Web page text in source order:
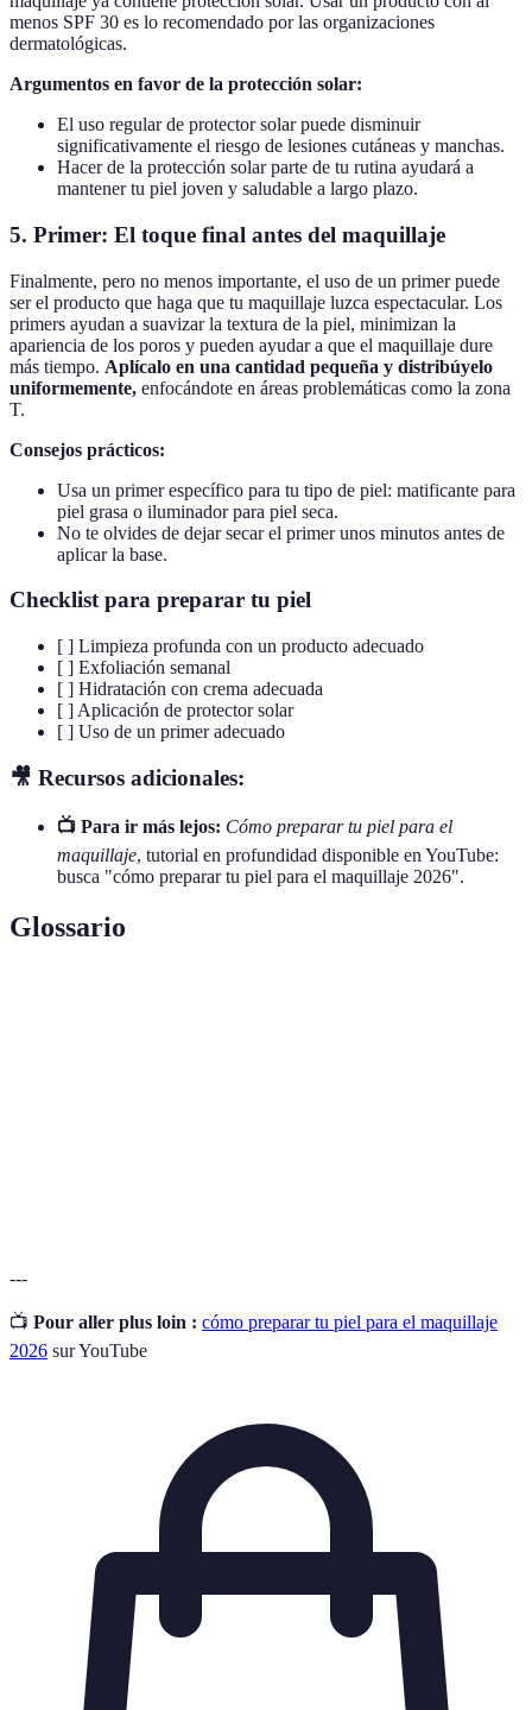
menos SPF 30 es lo recomendado por las organizaciones
dermatológicas.
Argumentos en favor de la protección solar:
El uso regular de protector solar puede disminuir
significativamente el riesgo de lesiones cutáneas y manchas.
Hacer de la protección solar parte de tu rutina ayudará a
mantener tu piel joven y saludable a largo plazo.
5. Primer: El toque final antes del maquillaje
Finalmente, pero no menos importante, el uso de un primer puede
ser el producto que haga que tu maquillaje luzca espectacular. Los
primers ayudan a suavizar la textura de la piel, minimizan la
apariencia de los poros y pueden ayudar a que el maquillaje dure
más tiempo. Aplícalo en una cantidad pequeña y distribúyelo
uniformemente, enfocándote en áreas problemáticas como la zona
T.
Consejos prácticos:
Usa un primer específico para tu tipo de piel: matificante para
piel grasa o iluminador para piel seca.
No te olvides de dejar secar el primer unos minutos antes de
aplicar la base.
Checklist para preparar tu piel
[ ] Limpieza profunda con un producto adecuado
[ ] Exfoliación semanal
[ ] Hidratación con crema adecuada
[ ] Aplicación de protector solar
[ ] Uso de un primer adecuado
🎥 Recursos adicionales:
📺 Para ir más lejos: Cómo preparar tu piel para el
maquillaje, tutorial en profundidad disponible en YouTube:
busca "cómo preparar tu piel para el maquillaje 2026".
Glossario
---
📺 Pour aller plus loin : cómo preparar tu piel para el maquillaje
2026 sur YouTube